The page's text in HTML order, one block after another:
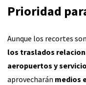
Prioridad
Aunque los recortes
los traslados
aeropuertos y
aprovecharán medios